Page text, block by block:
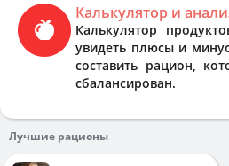
Калькулятор и
Калькулятор
увидеть плюсы и
составить рацион,
сбалансирован.
Лучшие рационы